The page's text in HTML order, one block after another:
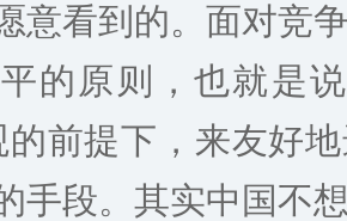
意看到的。面对竞
的原则，也就是
的前提下，来友好
手段。其实中国不